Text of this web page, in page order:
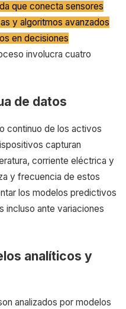
que conecta sensores
y algoritmos avanzados
en decisiones
involucra cuatro
de datos
continuo de los activos
capturan
corriente eléctrica y
y frecuencia de estos
los modelos predictivos
incluso ante variaciones
analíticos y
analizados por modelos